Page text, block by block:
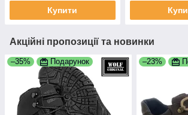
Купити
Акційні пропозиції та новинки
–35% Подарунок –23%